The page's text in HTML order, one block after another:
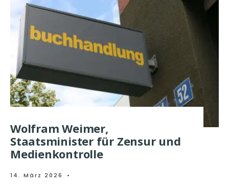
Wolfram Weimer,
Staatsminister für Zensur und
Medienkontrolle
14. März 2026 •